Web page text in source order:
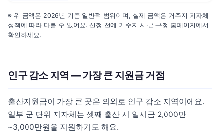
※ 위 금액은 2026년 기준 일반적 범위이며, 실제 금액은 거주지 지자체
정책에 따라 다를 수 있어요. 신청 전에 거주지 시·군·구청 홈페이지에서
확인하세요.
인구 감소 지역 — 가장 큰 지원금 거점
출산지원금이 가장 큰 곳은 의외로 인구 감소 지역이에요.
일부 군 단위 지자체는 셋째 출산 시 일시금 2,000만
~3,000만원을 지원하기도 해요.